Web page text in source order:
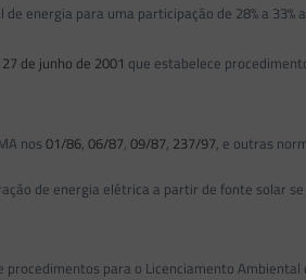
energia para uma participação de 28% a 33%
de junho de 2001 que estabelece
nos01/86,06/87,09/87, 237/97, e outras
de energia elétrica a partir de fonte solar
para o Licenciamento